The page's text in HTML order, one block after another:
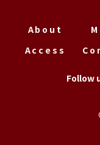
About
Access
Follow